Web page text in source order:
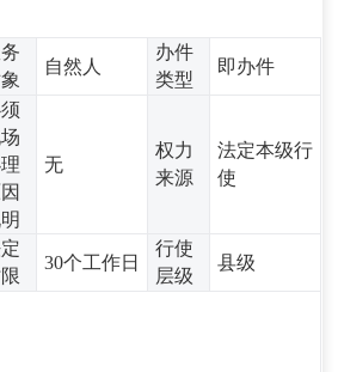
自然人
办件
类型
即办件
无
权力
来源
法定本级行
使
30个工作日
行使
层级
县级